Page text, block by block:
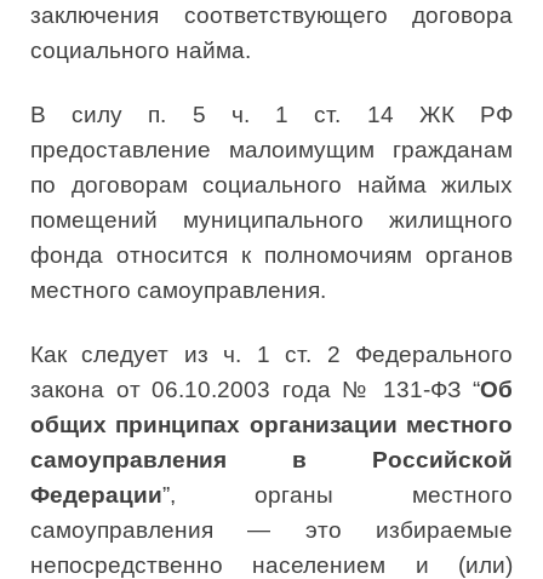
заключения соответствующего договора
социального найма.
В силу п. 5 ч. 1 ст. 14 ЖК РФ
предоставление малоимущим гражданам
по договорам социального найма жилых
помещений муниципального жилищного
фонда относится к полномочиям органов
местного самоуправления.
Как следует из ч. 1 ст. 2 Федерального
закона от 06.10.2003 года № 131-ФЗ “Об
общих принципах организации местного
самоуправления в Российской
Федерации”, органы местного
самоуправления — это избираемые
непосредственно населением и (или)